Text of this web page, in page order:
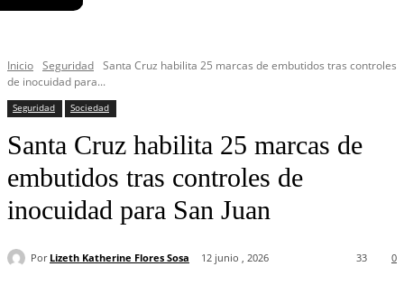
Inicio Seguridad Santa Cruz habilita 25 marcas de embutidos tras controles
de inocuidad para...
Seguridad Sociedad
Santa Cruz habilita 25 marcas de
embutidos tras controles de
inocuidad para San Juan
Por Lizeth Katherine Flores Sosa 12 junio , 2026 0
33